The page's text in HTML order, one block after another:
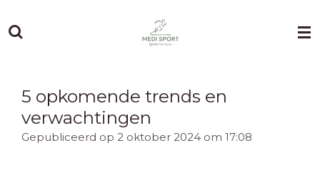
direct
5 opkomende trends en
verwachtingen
Gepubliceerd op 2 oktober 2024 om 17:08